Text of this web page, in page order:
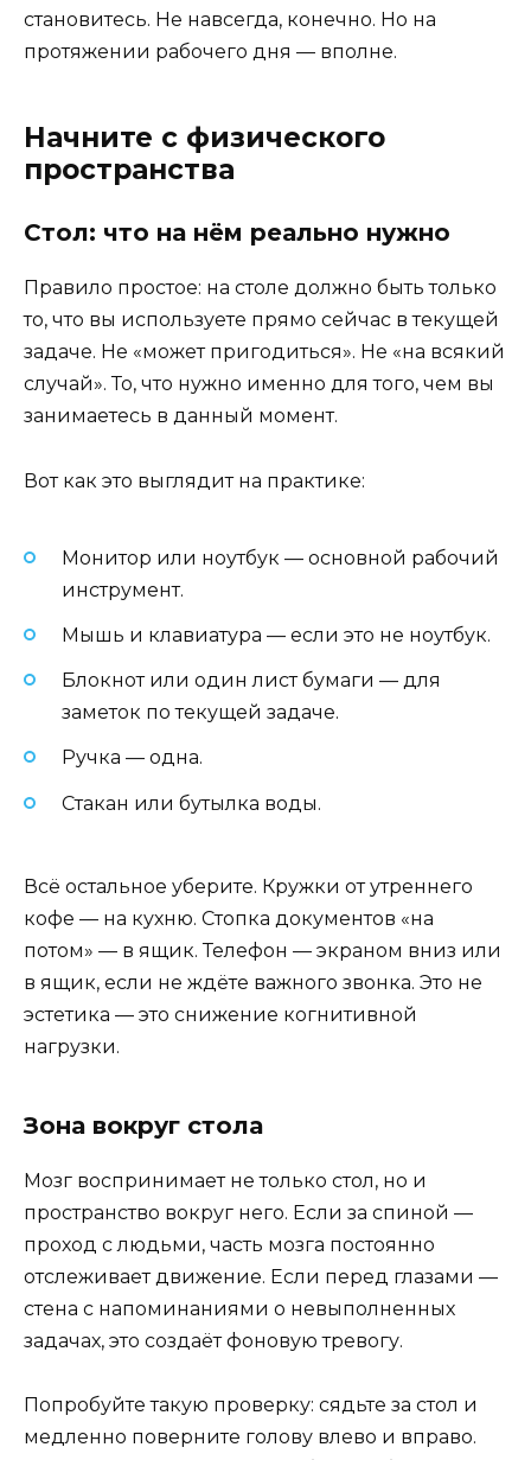
становитесь. Не навсегда, конечно. Но на
протяжении рабочего дня — вполне.
Начните с физического
пространства
Стол: что на нём реально нужно
Правило простое: на столе должно быть только
то, что вы используете прямо сейчас в текущей
задаче. Не «может пригодиться». Не «на всякий
случай». То, что нужно именно для того, чем вы
занимаетесь в данный момент.
Вот как это выглядит на практике:
Монитор или ноутбук — основной рабочий
инструмент.
Мышь и клавиатура — если это не ноутбук.
Блокнот или один лист бумаги — для
заметок по текущей задаче.
Ручка — одна.
Стакан или бутылка воды.
Всё остальное уберите. Кружки от утреннего
кофе — на кухню. Стопка документов «на
потом» — в ящик. Телефон — экраном вниз или
в ящик, если не ждёте важного звонка. Это не
эстетика — это снижение когнитивной
нагрузки.
Зона вокруг стола
Мозг воспринимает не только стол, но и
пространство вокруг него. Если за спиной —
проход с людьми, часть мозга постоянно
отслеживает движение. Если перед глазами —
стена с напоминаниями о невыполненных
задачах, это создаёт фоновую тревогу.
Попробуйте такую проверку: сядьте за стол и
медленно поверните голову влево и вправо.